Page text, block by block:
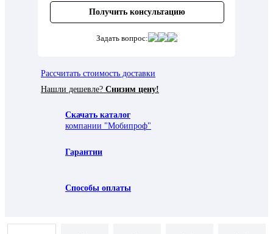
Получить консультацию
Задать вопрос:
Рассчитать стоимость доставки
Нашли дешевле? Снизим цену!
Скачать каталог
компании "Мобипроф"
Гарантии
Способы оплаты